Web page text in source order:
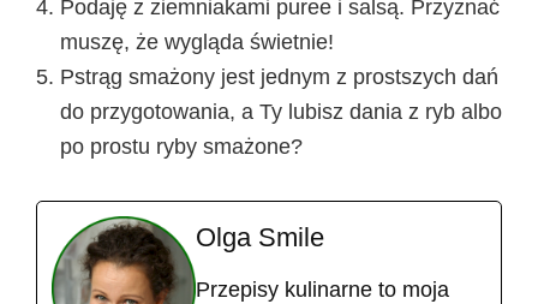
Podaję z ziemniakami puree i salsą. Przyznać
muszę, że wygląda świetnie!
Pstrąg smażony jest jednym z prostszych dań
do przygotowania, a Ty lubisz dania z ryb albo
po prostu ryby smażone?
Olga Smile
Przepisy kulinarne to moja